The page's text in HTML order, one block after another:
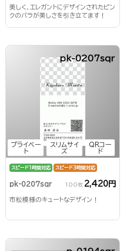
美しく、エレガントにデザインされたピン
クのバラが美しさを引き立てます！
プライベー
ト
スリムサイ
ズ
QRコー
ド
pk-0207sqr
スピード1時間対応 スピード3時間対応
pk-0207sqr 100枚 2,420円
市松模様のキュートなデザイン！